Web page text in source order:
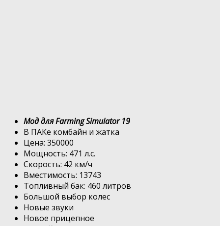
Мод для Farming Simulator 19
В ПАКе комбайн и жатка
Цена: 350000
Мощность: 471 л.с.
Скорость: 42 км/ч
Вместимость: 13743
Топливный бак: 460 литров
Большой выбор колес
Новые звуки
Новое прицепное